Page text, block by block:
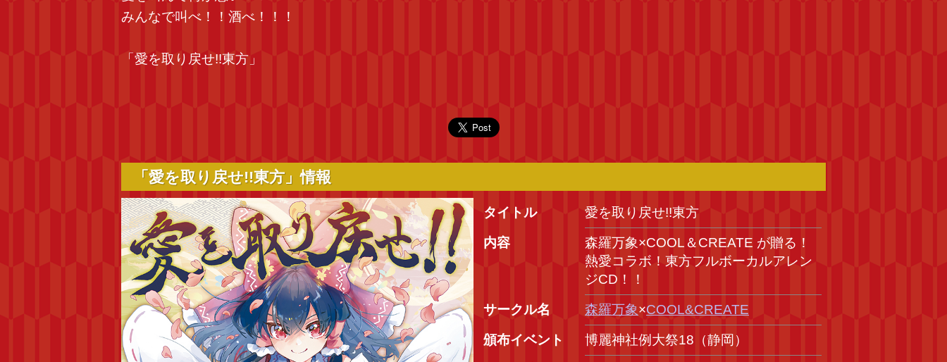
みんなで叫べ！！酒べ！！！
「愛を取り戻せ!!東方」
「愛を取り戻せ!!東方」情報
タイトル 愛を取り戻せ!!東方
内容
森羅万象×COOL＆CREATE が贈る！
熱愛コラボ！東方フルボーカルアレン
ジCD！！
サークル名 森羅万象×COOL&CREATE
頒布イベント 博麗神社例大祭18（静岡）